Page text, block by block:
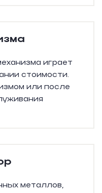
играет
стоимости.
или после
металлов,